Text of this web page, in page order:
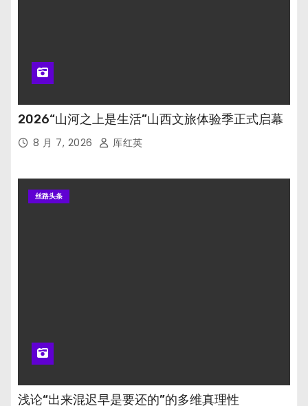
2026“山河之上是生活”山西文旅体验季正式启幕
8 月 7, 2026 厍红英
丝路头条
浅论“出来混迟早是要还的”的多维真理性